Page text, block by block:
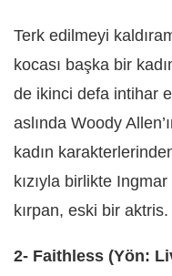
Terk edilmeyi
kocası başka bir
de ikinci defa intihar
aslında Woody
kadın
kızıyla birlikte Ingmar
kırpan, eski bir aktris.
2- Faithless (Yön: